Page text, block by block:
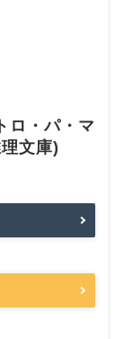
ロ・パ・マ
文庫)